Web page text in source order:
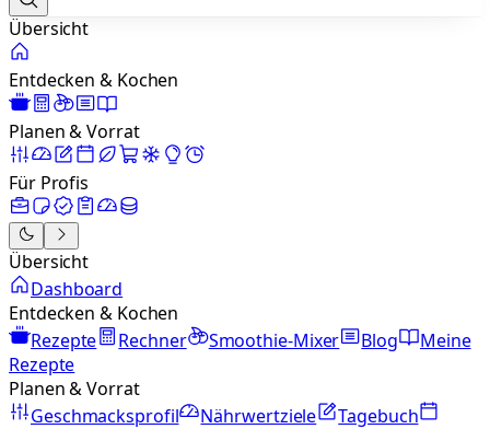
Übersicht
Entdecken & Kochen
Planen & Vorrat
Für Profis
Übersicht
Dashboard
Entdecken & Kochen
Rezepte
Rechner Smoothie-Mixer Blog
Meine
Rezepte
Planen & Vorrat
Geschmacksprofil
Nährwertziele
Tagebuch